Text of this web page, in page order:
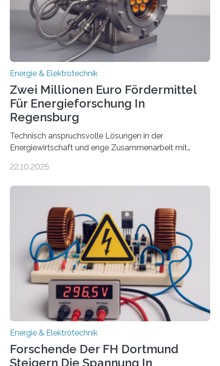
Denn ohne Anschluss an das Netz kann kein Strom
eingespeist werden. Nach dem Erneuerbare-Energien-
Gesetz (EEG) sind Netzbetreiber…
Energie & Elektrotechnik
Zwei Millionen Euro Fördermittel
Für Energieforschung In
Regensburg
Technisch anspruchsvolle Lösungen in der
Energiewirtschaft und enge Zusammenarbeit mit
neuen EU-geförderten Transfer-Projekte zu
Energietechnologien werden vom Europäischen
Sozialfonds Plus (ESF+) gefördert – mit einer
Gesamtsumme von mehr als zwei Millionen Euro.
Damit zählt die Hochschule zu den großen
Gewinnerinnen der aktuellen Förderrunde des
Bayerischen Wissenschaftsministeriums. Im
Mittelpunkt steht der direkte Wissenstransfer: Neue
wissenschaftliche Erkenntnisse sollen rasch in die
22.10.2025
Energie & Elektrotechnik
Forschende Der FH Dortmund
Steigern Die Spannung In